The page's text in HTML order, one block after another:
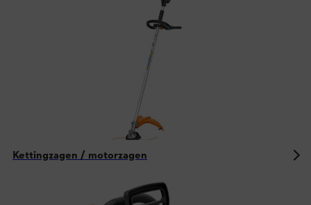
Kettingzagen / motorzagen